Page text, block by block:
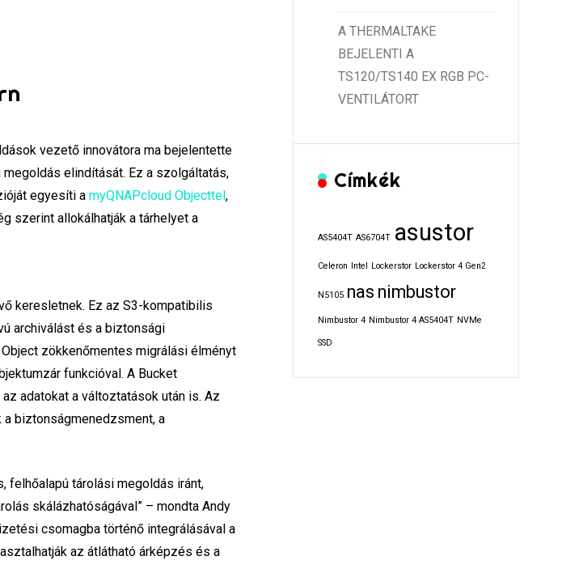
vezető innovátora ma bejelentette
elindítását. Ez a szolgáltatás,
egyesíti amyQNAPcloud Objecttel,
szerint allokálhatják a tárhelyet a
keresletnek. Ez az S3-kompatibilis
archiválást és a biztonsági
zökkenőmentes migrálási élményt
funkcióval. A Bucket
adatokat a változtatások után is. Az
biztonságmenedzsment, a
felhőalapú tárolási megoldás iránt,
skálázhatóságával” – mondta Andy
csomagba történő integrálásával a
az átlátható árképzés és a
A THERMALTAKE
BEJELENTI A
TS120/TS140 EX RGB PC-
VENTILÁTORT
Címkék
AS5404T AS6704T asustor
Celeron Intel Lockerstor Lockerstor 4 Gen2
N5105 nas nimbustor
Nimbustor 4 Nimbustor 4 AS5404T NVMe
SSD